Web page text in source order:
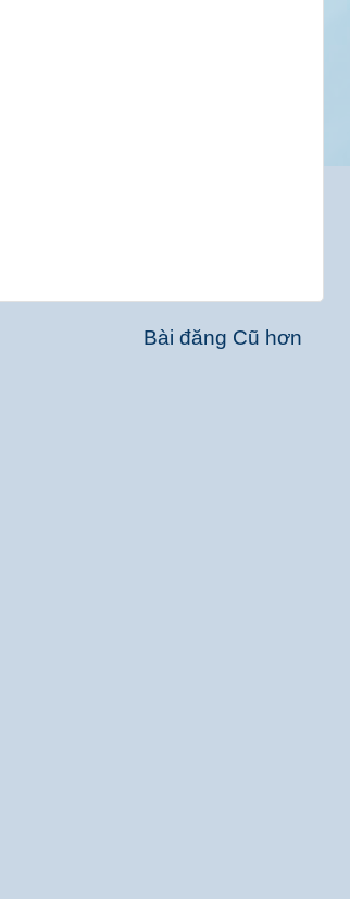
Bài đăng Cũ hơn